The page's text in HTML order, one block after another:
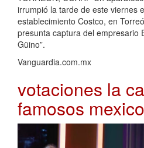
irrumpió la tarde de este viernes
establecimiento Costco, en
presunta captura del empresario
Güino”.
Vanguardia.com.mx
votaciones la
famosos